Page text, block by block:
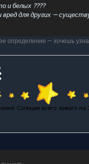
и белых ????
вред для других —
определение — хочешь